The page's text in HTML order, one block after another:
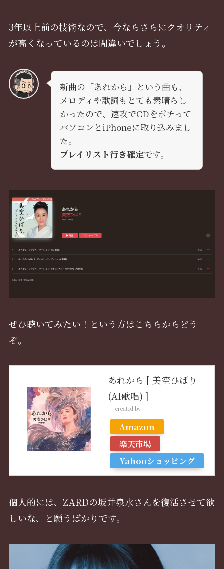
3年以上前の技術なので、今ならさらにクオリティ
が高くなっているのは間違いでしょう。
新曲の「あれから」という曲も、
メロディや歌詞もとても素晴らし
かったので、速攻でCDをポチって
パソコンとiPhoneに取り込みまし
た。
プレイリスト行き確定です。
ぜひ聴いてみたい！という方はこちらからどう
ぞ。
あれから [ 美空ひばり
(AI歌唱) ]
created by
Amazon
楽天市場
Yahooショッピング
個人的には、ZARDの坂井泉水さんを復活させて欲
しいな、と願うばかりです。